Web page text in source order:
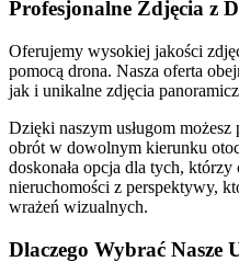
Profesjonalne Zdjęcia z
Oferujemy wysokiej jakości
pomocą drona. Nasza oferta
jak i unikalne zdjęcia
Dzięki naszym usługom
obrót w dowolnym kierunku
doskonała opcja dla tych,
nieruchomości z perspektywy,
wrażeń wizualnych.
Dlaczego Wybrać Nasze